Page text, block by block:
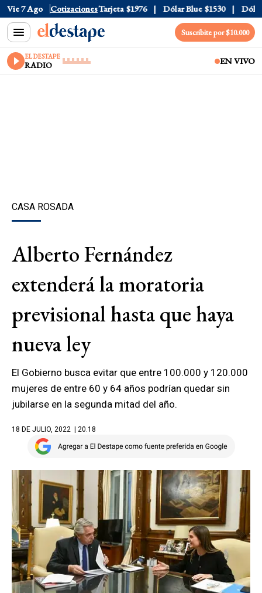
Vie 7 Ago Cotizaciones
$1520 Dólar Tarjeta $1976 Dólar Blue $1530 Dólar
Suscribite por $10.000
EL DESTAPE
RADIO EN VIVO
CASA ROSADA
Alberto Fernández
extenderá la moratoria
previsional hasta que haya
nueva ley
El Gobierno busca evitar que entre 100.000 y 120.000
mujeres de entre 60 y 64 años podrían quedar sin
jubilarse en la segunda mitad del año.
18 DE JULIO, 2022 | 20.18